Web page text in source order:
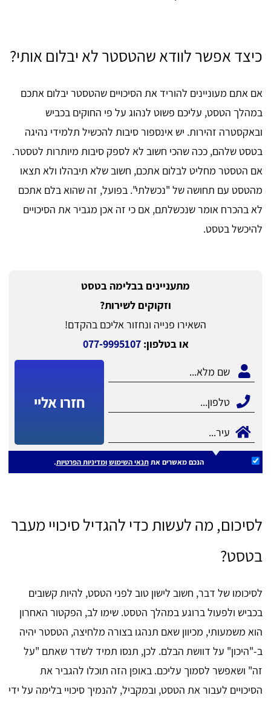
כיצד אפשר לוודא שהטסטר לא יבלום אותי?
אם אתם מעוניינים להוריד את הסיכויים שהטסטר יבלום אתכם
במהלך הטסט, עליכם פשוט לנהוג על פי החוקים בכביש
ובאקסטרה זהירות. יש אינספור סיבות להכשיל תלמידי נהיגה
בטסט שלהם, ככה שהכי חשוב לא לספק סיבות מיותרות לטסטר.
אם הטסטר מחליט לבלום אתכם, חשוב שלא תיבהלו ולא תצאו
מהטסט עם תחושה של "נכשלתי". בפועל, זה שהוא בלם אתכם
לא בהכרח אומר שנכשלתם, אם כי זה אכן מגביר את הסיכויים
להיכשל בטסט.
מתעניינים בבלימה בטסט
וזקוקים לשירות?
השאירו פנייה ונחזור אליכם בהקדם!
או בטלפון:077-9995107
חזרו אליי
הנכם מאשרים אתתנאי השימוש ומדיניות הפרטיות.
לסיכום, מה לעשות כדי להגדיל סיכויי מעבר
בטסט?
לסיכומו של דבר, חשוב לישון טוב לפני הטסט, להיות קשובים
בכביש ולפעול ברוגע במהלך הטסט. שימו לב, הפקטור האחרון
הוא משמעותי, מכיוון שאם תנהגו בצורה מלחיצה, הטסטר יהיה
ב-"היכון" על דוושת הבלם. לכן, תנסו תמיד לשדר שאתם "על
זה" ושאפשר לסמוך עליכם. באופן הזה תוכלו להגביר את
הסיכויים לעבור את הטסט, ובמקביל, להנמיך סיכויי בלימה על ידי